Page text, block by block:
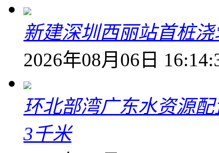
新建深圳西丽站首桩
2026年08月06日
环北部湾广东水资源
3千米